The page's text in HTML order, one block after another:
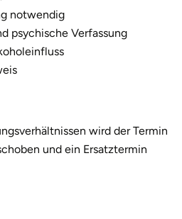
notwendig
psychische Verfassung
wird der Termin
und ein Ersatztermin